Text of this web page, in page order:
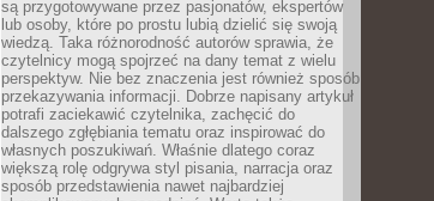
są przygotowywane przez pasjonatów, ekspertów
lub osoby, które po prostu lubią dzielić się swoją
wiedzą. Taka różnorodność autorów sprawia, że
czytelnicy mogą spojrzeć na dany temat z wielu
perspektyw. Nie bez znaczenia jest również sposób
przekazywania informacji. Dobrze napisany artykuł
potrafi zaciekawić czytelnika, zachęcić do
dalszego zgłębiania tematu oraz inspirować do
własnych poszukiwań. Właśnie dlatego coraz
większą rolę odgrywa styl pisania, narracja oraz
sposób przedstawienia nawet najbardziej